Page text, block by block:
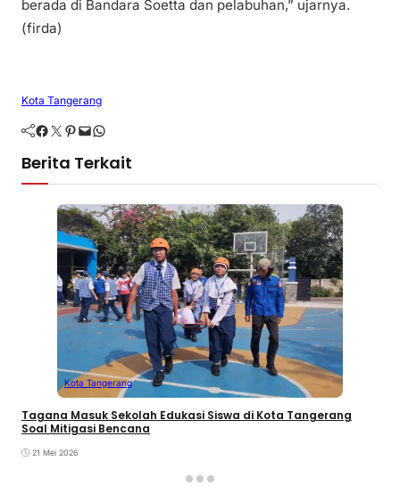
berada di Bandara Soetta dan pelabuhan,” ujarnya.
(firda)
Kota Tangerang
Facebook Twitter Pinterest Mail WhatsApp
Berita Terkait
Kota Tangerang
Tagana Masuk Sekolah Edukasi Siswa di Kota Tangerang
Soal Mitigasi Bencana
21 Mei 2026